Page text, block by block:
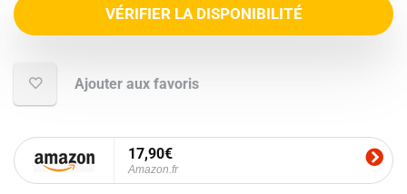
VÉRIFIER LA DISPONIBILITÉ
Ajouter aux favoris
17,90€
Amazon.fr